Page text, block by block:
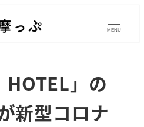
MENU
HOTEL」の
新型コロナ